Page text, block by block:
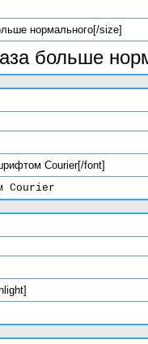
нормального[/size]
больше
Courier[/font]
Courier